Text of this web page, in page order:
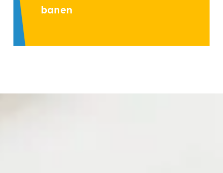
banen